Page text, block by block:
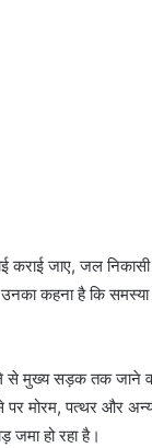
कराई जाए, जल
कहना है कि समस्या
से मुख्य सड़क तक जाने
पर मोरम, पत्थर और
जमा हो रहा है।